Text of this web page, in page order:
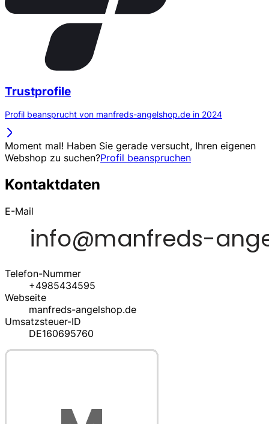
Trustprofile
Profil beansprucht von manfreds-angelshop.de in 2024
Moment mal! Haben Sie gerade versucht, Ihren eigenen
Webshop zu suchen?Profil beanspruchen
Kontaktdaten
E-Mail
Telefon-Nummer
+4985434595
Webseite
manfreds-angelshop.de
Umsatzsteuer-ID
DE160695760